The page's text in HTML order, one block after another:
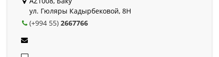
ул. Гюляры Кадырбековой, 8H
(+994 55) 2667766